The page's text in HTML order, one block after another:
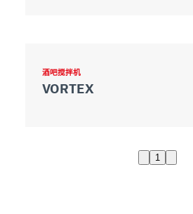
酒吧搅拌机
VORTEX
1